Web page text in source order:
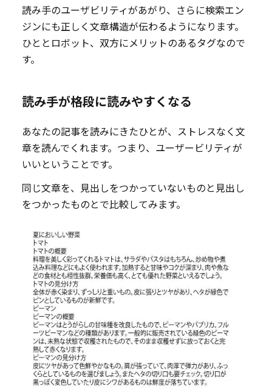
読み手のユーザビリティがあがり、さらに検索エン
ジンにも正しく文章構造が伝わるようになります。
ひととロボット、双方にメリットのあるタグなので
す。
読み手が格段に読みやすくなる
あなたの記事を読みにきたひとが、ストレスなく文
章を読んでくれます。つまり、ユーザービリティが
いいということです。
同じ文章を、見出しをつかっていないものと見出し
をつかったものとで比較してみます。